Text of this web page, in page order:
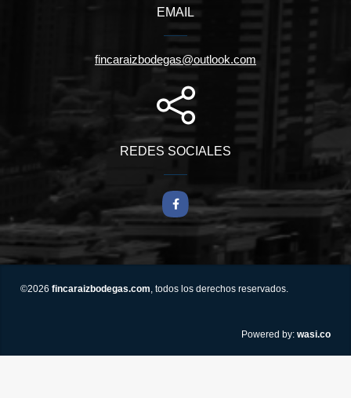
EMAIL
fincaraizbodegas@outlook.com
REDES SOCIALES
Facebook
©2026 fincaraizbodegas.com, todos los derechos reservados.
Powered by: wasi.co